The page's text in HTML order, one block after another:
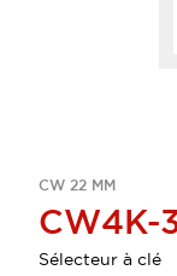
CW 22 MM
CW4K-
Sélecteur à clé